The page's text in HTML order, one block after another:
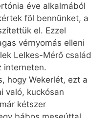
éve alkalmából
föl bennünket, a
el. Ezzel
vérnyomás elleni
Lelkes-Mérő család
interneten.
hogy Wekerlét, ezt a
való, kuckósan
kétszer